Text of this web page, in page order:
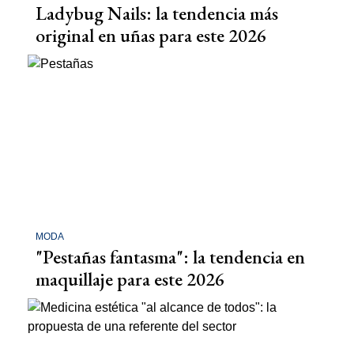
Ladybug Nails: la tendencia más
original en uñas para este 2026
MODA
"Pestañas fantasma": la tendencia en
maquillaje para este 2026